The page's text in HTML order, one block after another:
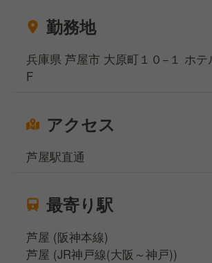
勤務地
兵庫県 芦屋市 大原町１０−１ ホテ
F
アクセス
芦屋駅直通
最寄り駅
芦屋 (阪神本線)
芦屋 (JR神戸線(大阪～神戸))